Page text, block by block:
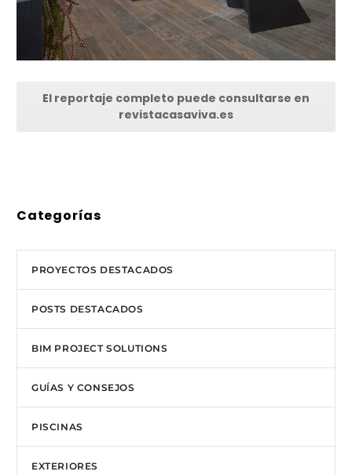
El reportaje completo puede consultarse en
revistacasaviva.es
Categorías
PROYECTOS DESTACADOS
POSTS DESTACADOS
BIM PROJECT SOLUTIONS
GUÍAS Y CONSEJOS
PISCINAS
EXTERIORES